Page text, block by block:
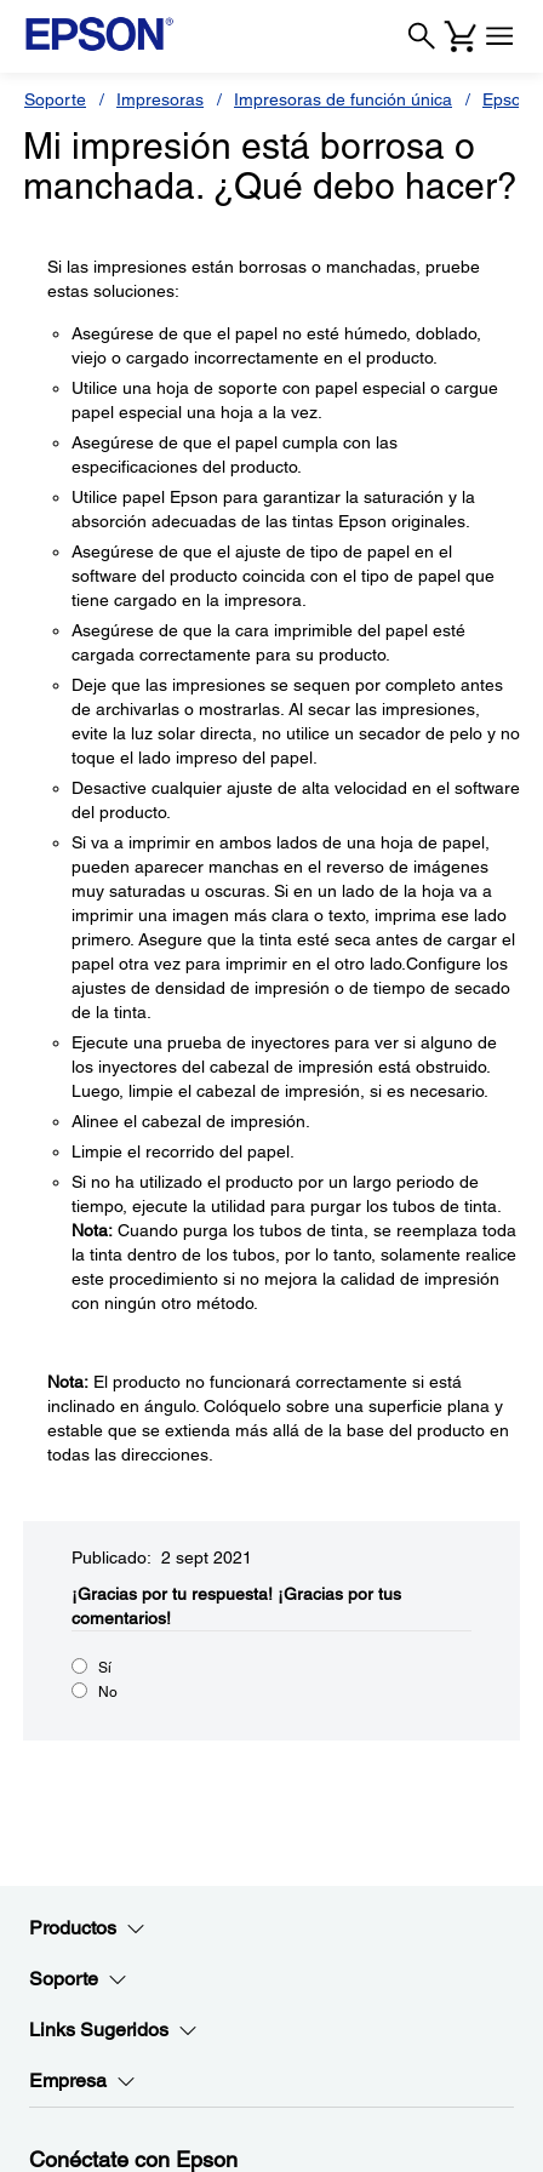
Soporte Impresoras Impresoras de función única Epson
Mi impresión está borrosa o
manchada. ¿Qué debo hacer?
Si las impresiones están borrosas o manchadas, pruebe
estas soluciones:
Asegúrese de que el papel no esté húmedo, doblado,
viejo o cargado incorrectamente en el producto.
Utilice una hoja de soporte con papel especial o cargue
papel especial una hoja a la vez.
Asegúrese de que el papel cumpla con las
especificaciones del producto.
Utilice papel Epson para garantizar la saturación y la
absorción adecuadas de las tintas Epson originales.
Asegúrese de que el ajuste de tipo de papel en el
software del producto coincida con el tipo de papel que
tiene cargado en la impresora.
Asegúrese de que la cara imprimible del papel esté
cargada correctamente para su producto.
Deje que las impresiones se sequen por completo antes
de archivarlas o mostrarlas. Al secar las impresiones,
evite la luz solar directa, no utilice un secador de pelo y no
toque el lado impreso del papel.
Desactive cualquier ajuste de alta velocidad en el software
del producto.
Si va a imprimir en ambos lados de una hoja de papel,
pueden aparecer manchas en el reverso de imágenes
muy saturadas u oscuras. Si en un lado de la hoja va a
imprimir una imagen más clara o texto, imprima ese lado
primero. Asegure que la tinta esté seca antes de cargar el
papel otra vez para imprimir en el otro lado.Configure los
ajustes de densidad de impresión o de tiempo de secado
de la tinta.
Ejecute una prueba de inyectores para ver si alguno de
los inyectores del cabezal de impresión está obstruido.
Luego, limpie el cabezal de impresión, si es necesario.
Alinee el cabezal de impresión.
Limpie el recorrido del papel.
Si no ha utilizado el producto por un largo periodo de
tiempo, ejecute la utilidad para purgar los tubos de tinta.
Nota: Cuando purga los tubos de tinta, se reemplaza toda
la tinta dentro de los tubos, por lo tanto, solamente realice
este procedimiento si no mejora la calidad de impresión
con ningún otro método.
Nota: El producto no funcionará correctamente si está
inclinado en ángulo. Colóquelo sobre una superficie plana y
estable que se extienda más allá de la base del producto en
todas las direcciones.
Publicado: 2 sept 2021
¡Gracias por tu respuesta! ¡Gracias por tus
comentarios!
Sí
No
Productos
Soporte
Links Sugeridos
Empresa
Conéctate con Epson